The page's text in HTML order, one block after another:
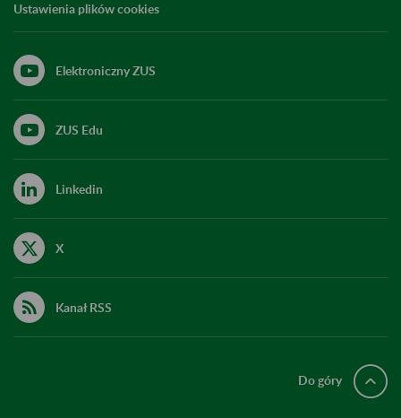
Ustawienia plików cookies
Elektroniczny ZUS
ZUS Edu
Linkedin
X
Kanał RSS
Do góry